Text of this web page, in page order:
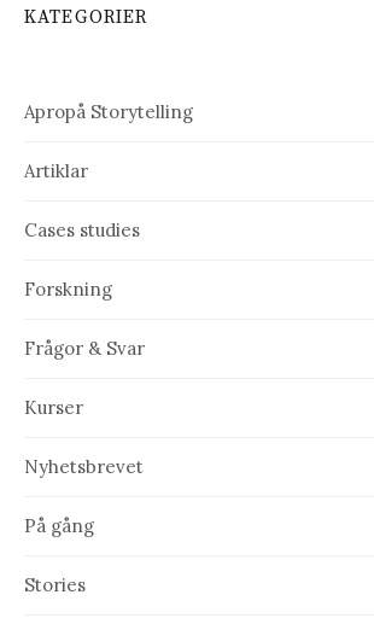
KATEGORIER
Apropå Storytelling
Artiklar
Cases studies
Forskning
Frågor & Svar
Kurser
Nyhetsbrevet
På gång
Stories